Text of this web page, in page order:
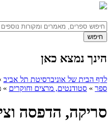
הינך נמצא כאן
לדף הבית של אוניברסיטת תל אביב
ספר » סטודנטים, מרצים וחוקרים »
סריקה, הדפסה